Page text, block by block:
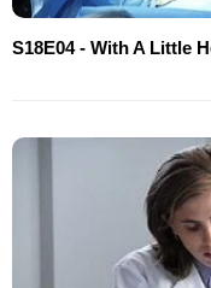
S18E04 - With A Little